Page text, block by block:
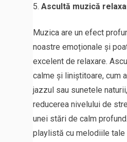
Ascultă muzică
Muzica are un efect
noastre emoționale și
excelent de relaxare.
calme și liniștitoare, cum
jazzul sau sunetele
reducerea nivelului de
unei stări de calm
playlistă cu melodiile tale